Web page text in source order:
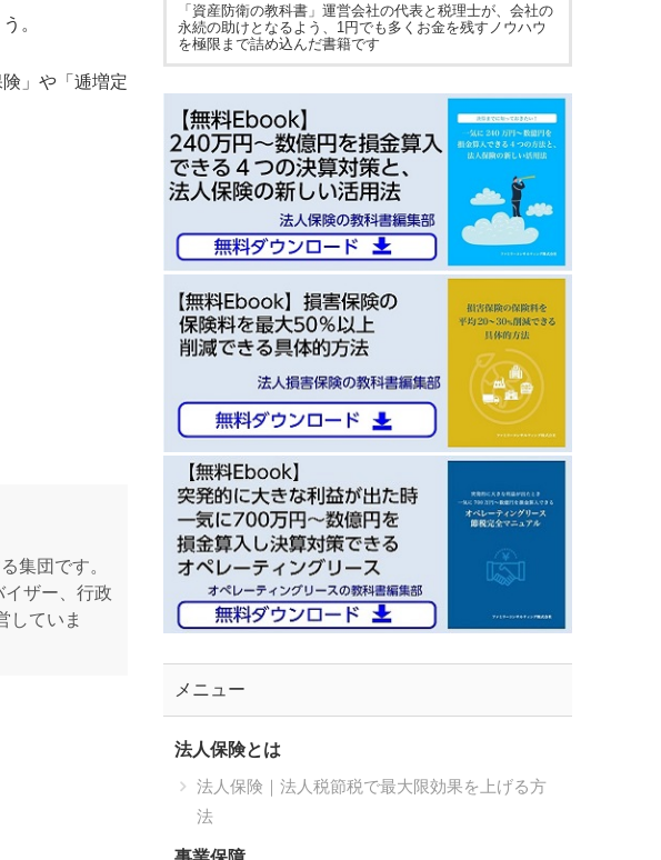
。
」や「逓増定
集団です。
ザー、行政
していま
「資産防衛の教科書」運営会社の代表と税理士が、会社の
永続の助けとなるよう、1円でも多くお金を残すノウハウ
を極限まで詰め込んだ書籍です
メニュー
法人保険とは
法人保険｜法人税節税で最大限効果を上げる方
法